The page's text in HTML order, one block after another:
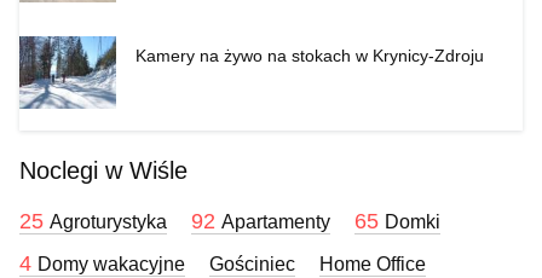
Kamery na żywo na stokach w Krynicy-Zdroju
Noclegi w Wiśle
25 Agroturystyka 92 Apartamenty 65 Domki
4 Domy wakacyjne Gościniec Home Office